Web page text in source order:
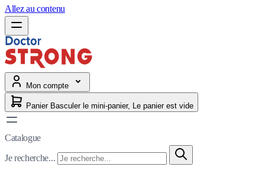
Allez au contenu
Mon compte
Panier Basculer le mini-panier, Le panier est vide
Catalogue
Je recherche...